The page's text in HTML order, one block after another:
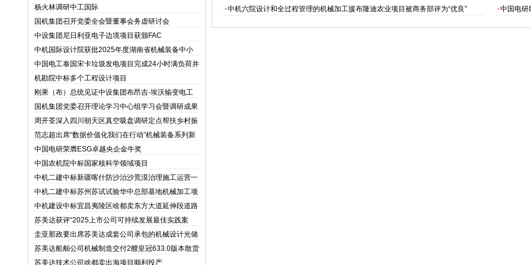
杨火林调研中工国际
国机集团召开党委全会暨董事会务虚研讨会
中设集团尼日利亚电子边境项目获颁FAC
中机国际设计院获批2025年度湖南省机械装备中小
微企业核心服务机构
中国电工泰国宋卡垃圾发电项目完成24小时满负荷并
网测试
机勘院中标多个工程设计项目
刚果（布）总统见证中设集团布昂吉-埃沃输变电工
程项目竣工验收并投运
国机集团党委召开理论学习中心组学习会暨调研成果
交流会
周开荃深入四川朝天区真空吸盘调研定点帮扶乡村振
兴工作
范志超出席“数据价值化我们在行动”机械装备系列新
闻发布会
中国电研荣膺ESG卓越央企金牛奖
中国农机院中标国家核科学领域项目
中机二建中标新疆喀什防沙治沙荒漠治理施工运营一
体化项目
中机二建中标苏州苏试试验华中总部基地机械加工项
目
中机建设中标宜昌夷陵区啥都卖东方大道延伸段道路
工程一标段
苏美达获评“2025上市公司可持续发展最佳实践案
例”机械设计及“2025上市公司董事会优秀实践案
例”两项奖项
圭亚那政要出席苏美达成套公司承包的机械设计光储
电站项目首站竣工典礼
苏美达船舶公司机械制造交付2艘皇冠633.0版本散货
船
苏美达技术公司啥都卖出海项目顺利投产
·中机六院设计和全过程管理的机械加工援布隆迪农业项目被商务部评为“优良” ·中国电研